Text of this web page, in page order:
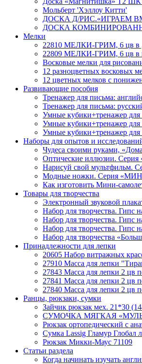
Мольберт 'Хэллоу Китти'
ДОСКА Д/РИС.«ИГРАЕМ
ДОСКА
Мелки
22810 МЕЛКИ-ГРИМ, 6 цв в ,
22809 МЕЛКИ-ГРИМ, 6 цв в
Восковые мелки для
12 разноцветных восковых
12 цветных мелков с
Развивающие пособия
Тренажер для письма:
Тренажер для письма:
Умные кубики+тренажер
Умные кубики+тренажер для
Умные кубики+тренажер для
Наборы для опытов и
Чудеса своими руками,
Оптические иллюзии.
Нарисуй свой
Модные ножки. Серия
Как изготовить Мини-
Товары для творчества
Электронный звуковой
Набор для творчества. Гипс
Набор для творчества. Гипс
Набор для творчества.
Набор для творчества
Принадлежности для лепки
20605 Набор витражных
27910 Масса для лепки
27843 Масса для лепки 2 цв
27841 Масса для лепки 2 цв
27840 Масса для лепки 2 цв
Ранцы, рюкзаки, сумки
Зайчик рюкзак мех. 21*30
СУМОЧКА МЯГКАЯ
Рюкзак ортопедический с
Сумка Lassig Гламур Глобал
Рюкзак Микки-Маус 71109
Статьи раздела
Когда начинать изучать